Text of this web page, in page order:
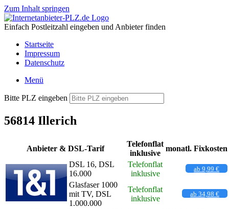
Zum Inhalt springen
Einfach Postleitzahl eingeben und Anbieter finden
Startseite
Impressum
Datenschutz
Menü
Bitte PLZ eingeben
56814 Illerich
Anbieter & DSL-Tarif
Telefonflat
inklusive
monatl. Fixkosten
DSL 16, DSL
16.000
Telefonflat
inklusive
ab 9,99 €
Glasfaser 1000
mit TV, DSL
1.000.000
Telefonflat
inklusive
ab 34,98 €